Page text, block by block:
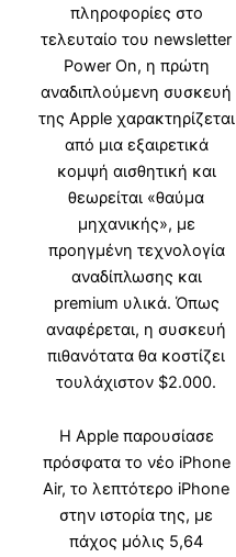
πληροφορίες στο
τελευταίο του newsletter
Power On, η πρώτη
αναδιπλούμενη συσκευή
της Apple χαρακτηρίζεται
από μια εξαιρετικά
κομψή αισθητική και
θεωρείται «θαύμα
μηχανικής», με
προηγμένη τεχνολογία
αναδίπλωσης και
premium υλικά. Όπως
αναφέρεται, η συσκευή
πιθανότατα θα κοστίζει
τουλάχιστον $2.000.
Η Apple παρουσίασε
πρόσφατα το νέο iPhone
Air, το λεπτότερο iPhone
στην ιστορία της, με
πάχος μόλις 5,64